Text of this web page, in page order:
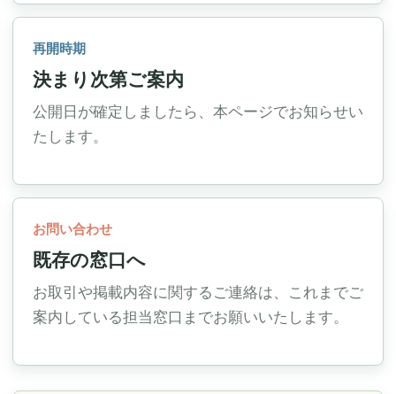
再開時期
決まり次第ご案内
公開日が確定しましたら、本ページでお知らせい
たします。
お問い合わせ
既存の窓口へ
お取引や掲載内容に関するご連絡は、これまでご
案内している担当窓口までお願いいたします。